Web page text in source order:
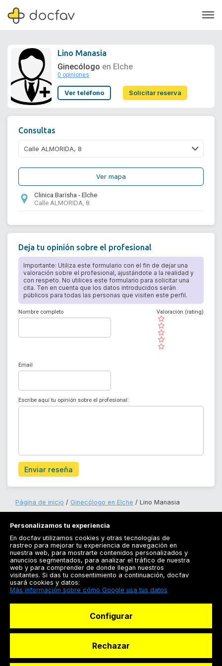
Soporte
Lino Manasia
Ginecólogo en Elche
0 opiniones
Ver teléfono Solicitar reserva
Consultas
Ver mapa
Clinica Barisha - Elche
Calle ALMORIDA, 8
Deja tu opinión sobre el profesional
Importante: Utiliza este formulario con el fin de dejar una
valoración sobre el profesional, ajustándote a la realidad y
con respeto. No utilices este formulario para solicitar una
cita. Ten en cuenta que los datos introducidos serán
públicos para todas las personas que visiten este perfil.
Nombre completo
( )
( )
( )
( )
( )
Valoración (rating)
Email
Escribe aquí tu opinión sobre el profesional:
Enviar reseña
Página de inicio Ginecólogo en Elche Lino Manasia
Registrarse
Docfav
Personalizamos tu experiencia
En docfav utilizamos cookies y otras tecnologías de
rastreo para mejorar tu experiencia de navegación en
nuestra web, para mostrarte contenidos personalizados y
anuncios segmentados, para analizar el tráfico de nuestra
web y para comprender de donde llegan nuestros
visitantes. Si das tu consentimiento a continuación, docfav
usará cookies y datos:
Más información sobre cómo Google usa tus datos
Configurar
Rechazar